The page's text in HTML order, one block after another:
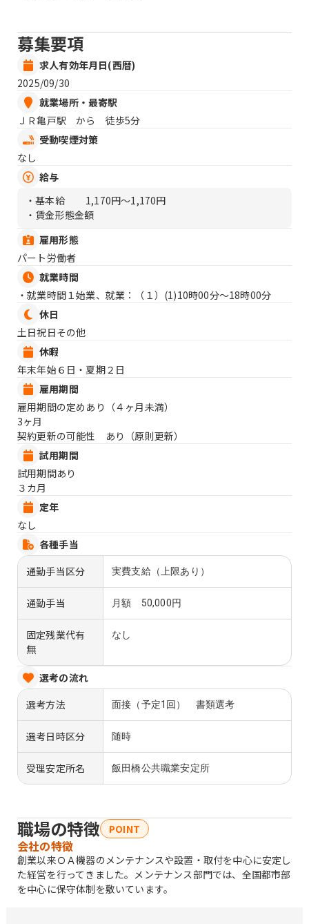
募集要項
求人有効年月日(西暦)
2025/09/30
就業場所・最寄駅
ＪＲ亀戸駅 から 徒歩5分
受動喫煙対策
なし
給与
・基本給
1,170円〜1,170円
・賃金形態金額
雇用形態
パート労働者
就業時間
・就業時間１始業、就業：（１） (1)10時00分〜18時00分
休日
土日祝日その他
休暇
年末年始６日・夏期２日
雇用期間
雇用期間の定めあり（４ヶ月未満）
3ヶ月
契約更新の可能性 あり（原則更新）
試用期間
試用期間あり
３カ月
定年
なし
各種手当
通勤手当区分
実費支給（上限あり）
通勤手当 月額 50,000円
固定残業代有
無
なし
選考の流れ
選考方法
面接（予定1回） 書類選考
選考日時区分 随時
受理安定所名 飯田橋公共職業安定所
職場の特徴 POINT
会社の特徴
創業以来ＯＡ機器のメンテナンスや設置・取付を中心に安定し
た経営を行ってきました。メンテナンス部門では、全国都市部
を中心に保守体制を敷いています。